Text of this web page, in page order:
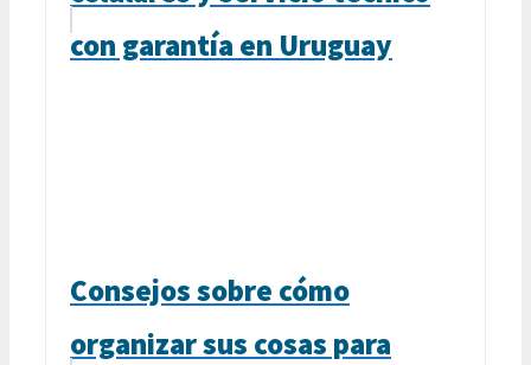
con garantía en Uruguay
Consejos sobre cómo
organizar sus cosas para